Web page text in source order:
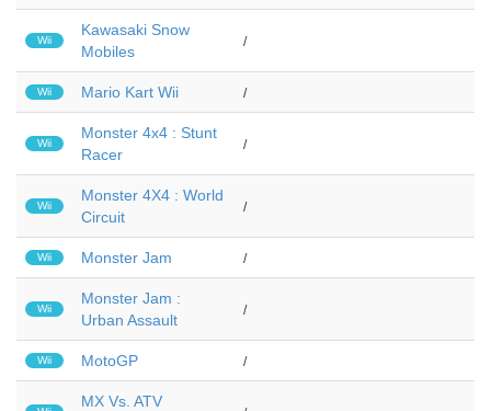
Wii
Kawasaki Snow
Mobiles
/
Wii Mario Kart Wii /
Wii
Monster 4x4 : Stunt
Racer
/
Wii
Monster 4X4 : World
Circuit
/
Wii Monster Jam /
Wii
Monster Jam :
Urban Assault
/
Wii MotoGP /
MX Vs. ATV